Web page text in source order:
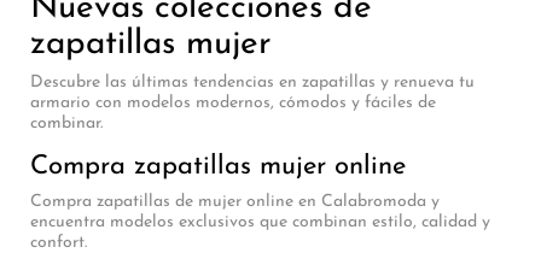
Nuevas colecciones de
zapatillas mujer
Descubre las últimas tendencias en zapatillas y renueva tu
armario con modelos modernos, cómodos y fáciles de
combinar.
Compra zapatillas mujer online
Compra zapatillas de mujer online en Calabromoda y
encuentra modelos exclusivos que combinan estilo, calidad y
confort.